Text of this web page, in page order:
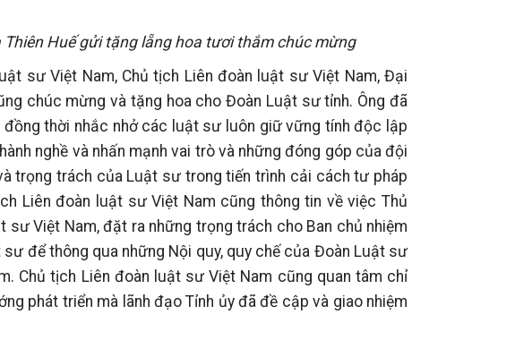
Huế gửi tặng lẵng hoa tươi thắm chúc mừng
sư Việt Nam, Chủ tịch Liên đoàn luật sư Việt Nam, Đại
chúc mừng và tặng hoa cho Đoàn Luật sư tỉnh. Ông đã
thời nhắc nhở các luật sư luôn giữ vững tính độc lập
nghề và nhấn mạnh vai trò và những đóng góp của đội
trọng trách của Luật sư trong tiến trình cải cách tư pháp
Liên đoàn luật sư Việt Nam cũng thông tin về việc Thủ
Việt Nam, đặt ra những trọng trách cho Ban chủ nhiệm
để thông qua những Nội quy, quy chế của Đoàn Luật sư
Chủ tịch Liên đoàn luật sư Việt Nam cũng quan tâm chỉ
phát triển mà lãnh đạo Tỉnh ủy đã đề cập và giao nhiệm